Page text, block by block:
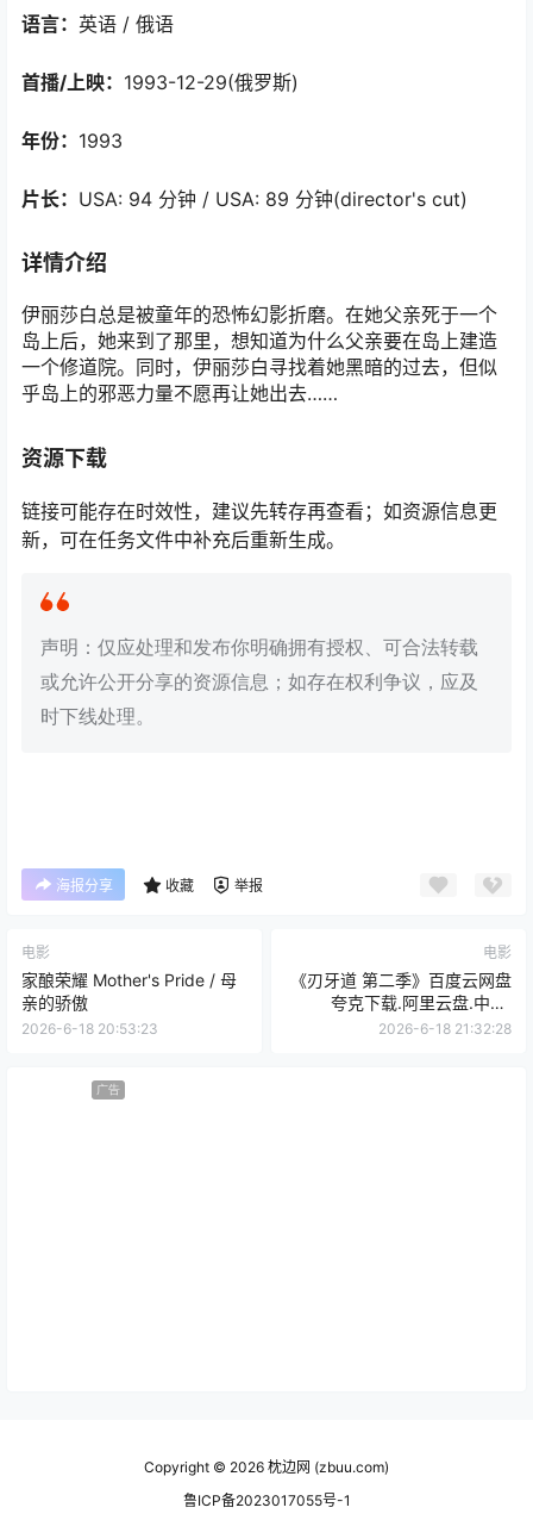
语言： 英语 / 俄语
首播/上映： 1993-12-29(俄罗斯)
年份： 1993
片长： USA: 94 分钟 / USA: 89 分钟(director's cut)
详情介绍
伊丽莎白总是被童年的恐怖幻影折磨。在她父亲死于一个
岛上后，她来到了那里，想知道为什么父亲要在岛上建造
一个修道院。同时，伊丽莎白寻找着她黑暗的过去，但似
乎岛上的邪恶力量不愿再让她出去……
资源下载
链接可能存在时效性，建议先转存再查看；如资源信息更
新，可在任务文件中补充后重新生成。
声明：仅应处理和发布你明确拥有授权、可合法转载
或允许公开分享的资源信息；如存在权利争议，应及
时下线处理。
海报分享 收藏 举报
电影
家酿荣耀 Mother's Pride / 母
亲的骄傲
2026-6-18 20:53:23
电影
《刃牙道 第二季》百度云网盘
夸克下载.阿里云盘.中字.
(2026)
2026-6-18 21:32:28
广告
Copyright © 2026 枕边网 (zbuu.com)
鲁ICP备2023017055号-1